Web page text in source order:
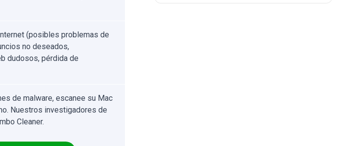
(posibles problemas de
no deseados,
dudosos, pérdida de
de malware, escanee su Mac
Nuestros investigadores de
Cleaner.